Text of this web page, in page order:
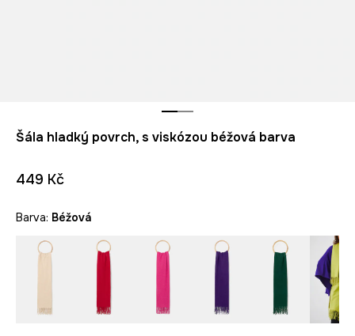
Šála hladký povrch, s viskózou béžová barva
449 Kč
Barva: béžová